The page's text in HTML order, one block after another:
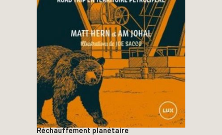
Réchauffement planétaire